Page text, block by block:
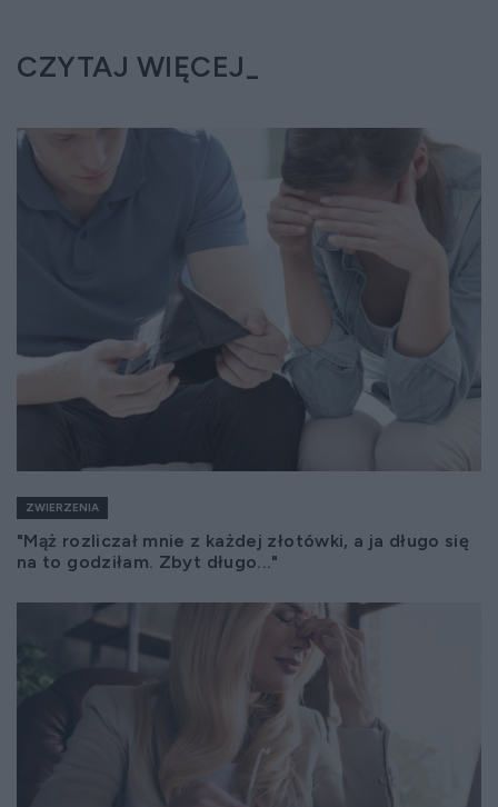
CZYTAJ WIĘCEJ
ZWIERZENIA
"Mąż rozliczał mnie z każdej złotówki, a ja długo się
na to godziłam. Zbyt długo..."